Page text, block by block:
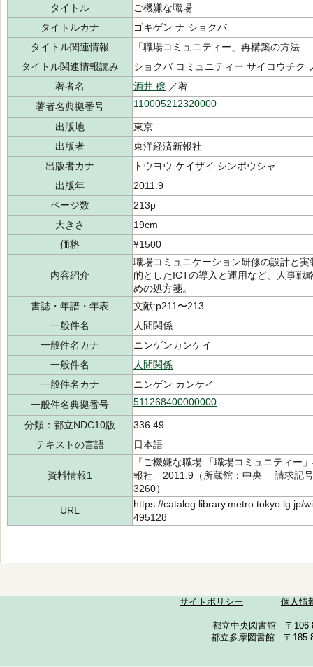
タイトル
ご機嫌な職場
タイトルカナ
ゴキゲン ナ ショクバ
タイトル関連情報
「職場コミュニティー」再構築の方法
タイトル関連情報読み
ショクバ コミュニティー サイコウチク
著者名
酒井 穣 ／著
著者名典拠番号
110005212320000
出版地
東京
出版者
東洋経済新報社
出版者カナ
トウヨウ ケイザイ シンポウシャ
出版年
2011.9
ページ数
213p
大きさ
19cm
価格
¥1500
内容紹介
職場コミュニケーション研修の設計と
的としたICTの導入と運用など、人事戦
めの処方箋。
書誌・年譜・年表
文献:p211〜213
一般件名
人間関係
一般件名カナ
ニンゲンカンケイ
一般件名
人間関係
一般件名カナ
ニンゲン カンケイ
一般件名典拠番号
511268400000000
分類：都立NDC10版
336.49
テキストの言語
日本語
資料情報1
『ご機嫌な職場 「職場コミュニティ
報社 2011.9（所蔵館：中央 請求記
3260）
URL
https://catalog.library.metro.tokyo.lg.jp/
495128
サイトポリシー 個人情
都立中央図書館 〒
都立多摩図書館 〒185-